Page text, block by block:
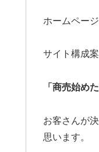
ホームペー
サイト構成
「商売始め
お客さんが
思います。